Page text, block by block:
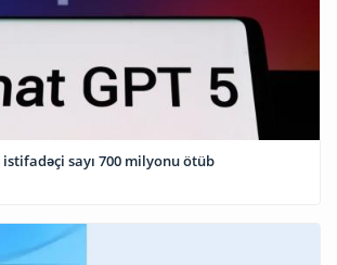
sayı 700 milyonu ötüb